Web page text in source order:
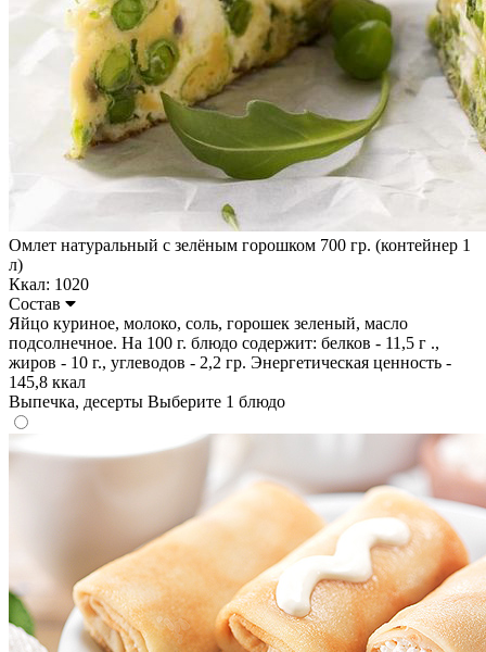
Омлет натуральный с зелёным горошком 700 гр. (контейнер 1
л)
Ккал: 1020
Состав
Яйцо куриное, молоко, соль, горошек зеленый, масло
подсолнечное. На 100 г. блюдо содержит: белков - 11,5 г .,
жиров - 10 г., углеводов - 2,2 гр. Энергетическая ценность -
145,8 ккал
Выпечка, десерты Выберите 1 блюдо